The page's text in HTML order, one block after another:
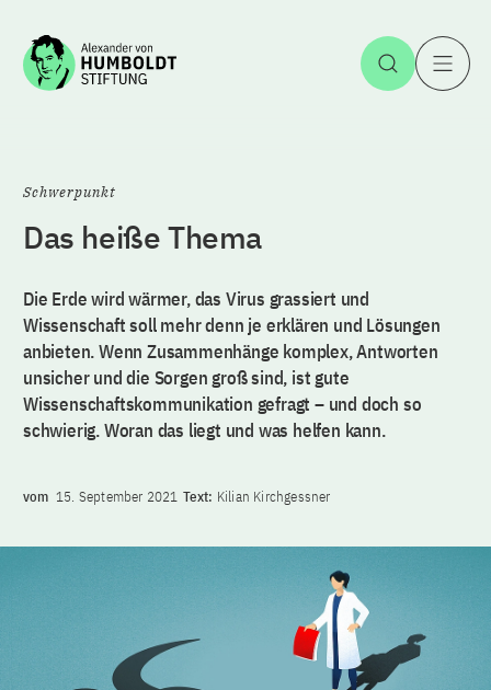
Zum Inhalt springen Suche
Schwerpunkt
Das heiße Thema
Die Erde wird wärmer, das Virus grassiert und
Wissenschaft soll mehr denn je erklären und Lösungen
anbieten. Wenn Zusammenhänge komplex, Antworten
unsicher und die Sorgen groß sind, ist gute
Wissenschaftskommunikation gefragt – und doch so
schwierig. Woran das liegt und was helfen kann.
vom 15. September 2021 Text: Kilian Kirchgessner